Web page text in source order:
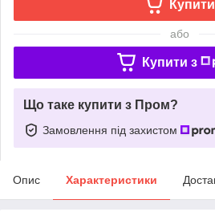
Купити
або
Купити з
Що таке купити з Пром?
Замовлення під захистом
Опис Характеристики